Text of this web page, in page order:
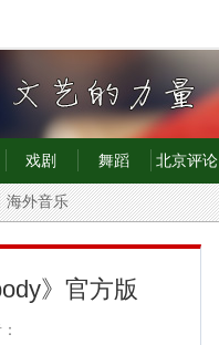
戏剧 舞蹈 北京评论
海外音乐
》官方版